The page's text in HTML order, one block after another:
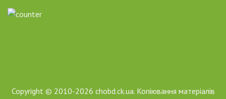
Copyright © 2010-2026 chobd.ck.ua. Копіювання матеріалів